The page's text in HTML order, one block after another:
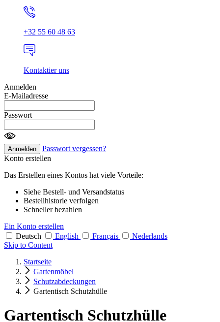
+32 55 60 48 63
Kontaktier uns
Anmelden
E-Mailadresse
Passwort
Anmelden
Passwort vergessen?
Konto erstellen
Das Erstellen eines Kontos hat viele Vorteile:
Siehe Bestell- und Versandstatus
Bestellhistorie verfolgen
Schneller bezahlen
Ein Konto erstellen
Deutsch
English Français
Nederlands
Skip to Content
Startseite
Gartenmöbel
Schutzabdeckungen
Gartentisch Schutzhülle
Gartentisch Schutzhülle